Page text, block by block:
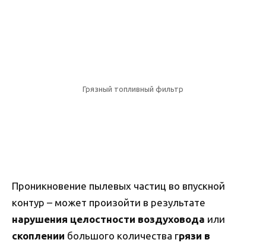
Грязный топливный фильтр
Проникновение пылевых частиц во впускной
контур – может произойти в результате
нарушения целостности воздуховода или
скоплении большого количества грязи в